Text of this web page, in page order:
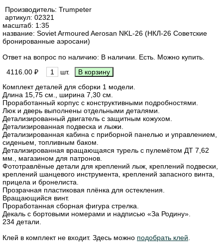
Производитель: Trumpeter
артикул: 02321
масштаб: 1:35
название: Soviet Armoured Aerosan NKL-26 (НКЛ-26 Советские
бронированные аэросани)
Ответ на вопрос по наличию: В наличии. Есть. Можно купить.
4116.00 ₽
шт.
Комплект деталей для сборки 1 модели.
Длина 15,75 см., ширина 7,30 см.
Проработанный корпус с конструктивными подробностями.
Люк и дверь выполнены отдельными деталями.
Детализированный двигатель с защитным кожухом.
Детализированная подвеска и лыжи.
Детализированная кабина с приборной панелью и управлением,
сиденьем, топливным баком.
Детализированная вращающаяся турель с пулемётом ДТ 7,62
мм., магазином для патронов.
Фототравлёные детали для креплений лыж, креплений подвески,
креплений шанцевого инструмента, креплений запасного винта,
прицела и бронелиста.
Прозрачная пластиковая плёнка для остекления.
Вращающийся винт.
Проработанная сборная фигура стрелка.
Декаль с бортовыми номерами и надписью «За Родину».
234 детали.
Клей в комплект не входит. Здесь можно подобрать клей